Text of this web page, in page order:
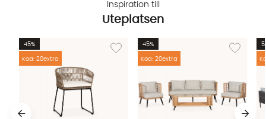
Inspiration till
Uteplatsen
Kod: 20extra
Lägg till i önskelista: FREEPORT Trädgårdsstol
45%
Kod: 20extra
Lägg till i
45%